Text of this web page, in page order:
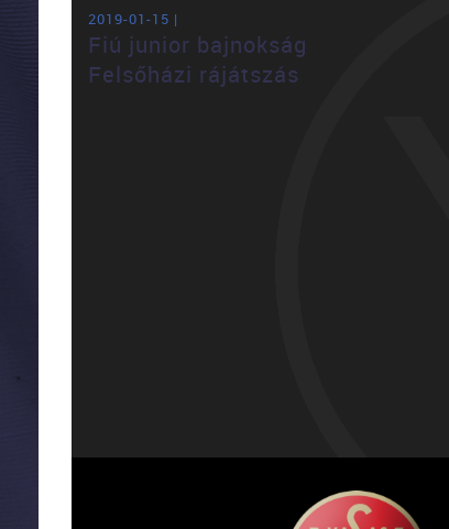
2019-01-15 |
Fiú junior bajnokság
Felsőházi rájátszás